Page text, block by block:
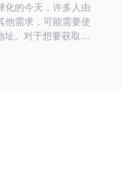
化的今天，许多人由
他需求，可能需要使
址。对于想要获取韩